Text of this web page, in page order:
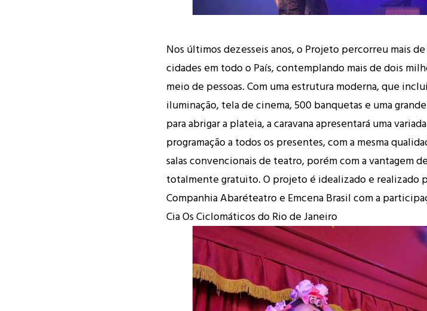
Nos últimos dezesseis anos, o Projeto percorreu mais
cidades em todo o País, contemplando mais de dois
meio de pessoas. Com uma estrutura moderna, que
iluminação, tela de cinema, 500 banquetas e uma
para abrigar a plateia, a caravana apresentará uma variada
programação a todos os presentes, com a mesma
salas convencionais de teatro, porém com a vantagem
totalmente gratuito. O projeto é idealizado e realizado
Companhia Abaréteatro e Emcena Brasil com a
Cia Os Ciclomáticos do Rio de Janeiro